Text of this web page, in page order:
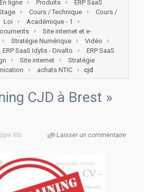
En ligne Produits
ERP SaaS
Cours / Technique
Cours /
Loi
Académique - 1
Site internet et e-
Stratégie Numérique
Vidéo
ERP SaaS Idylis - Divalto
ERP SaaS
Site internet
Stratégie
achats NTIC cjd
CJD à Brest »
Laisser un commentaire
Ris